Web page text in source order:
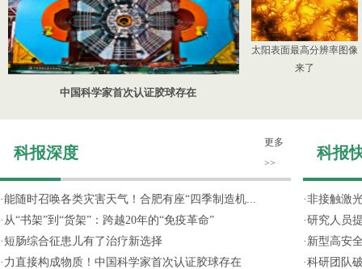
中国科学家首次认证胶球存在
太阳表面最高分辨率图像
来了
科报深度
更多
>>
·能随时召唤各类灾害天气！合肥有座“四季制造机...
· 从“书架”到“货架”：跨越20年的“免疫革命”
· 短肠综合征患儿有了治疗新选择
· 力直接构成物质！中国科学家首次认证胶球存在
科报
·非接触激
·研究人员
· 新型高安
·科研团队